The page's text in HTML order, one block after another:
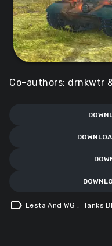
Co-authors: drnkwtr
label Lesta And WG, Tanks